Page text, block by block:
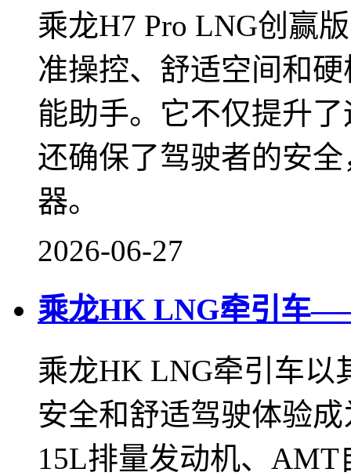
乘龙H7 Pro LNG创赢
准操控、舒适空间和
能助手。它不仅提升
还确保了驾驶者的安
器。
2026-06-27
乘龙HK LNG牵引车
乘龙HK LNG牵引车以
安全和舒适驾驶体验成
15L排量发动机、